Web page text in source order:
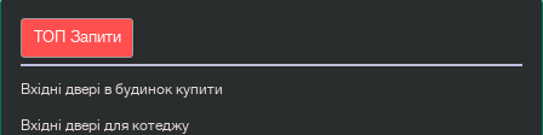
ТОП Запити
Вхідні двері в будинок купити
Вхідні двері для котеджу